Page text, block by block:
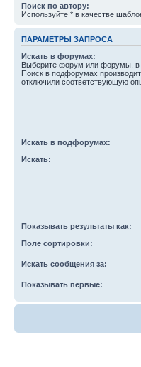
Поиск по автору:
Используйте * в качестве
ПАРАМЕТРЫ ЗАПРОСА
Искать в форумах:
Выберите форум или форумы, в
Поиск в подфорумах
отключили соответствующую
Искать в подфорумах:
Искать:
Показывать результаты как:
Поле сортировки:
Искать сообщения за:
Показывать первые: